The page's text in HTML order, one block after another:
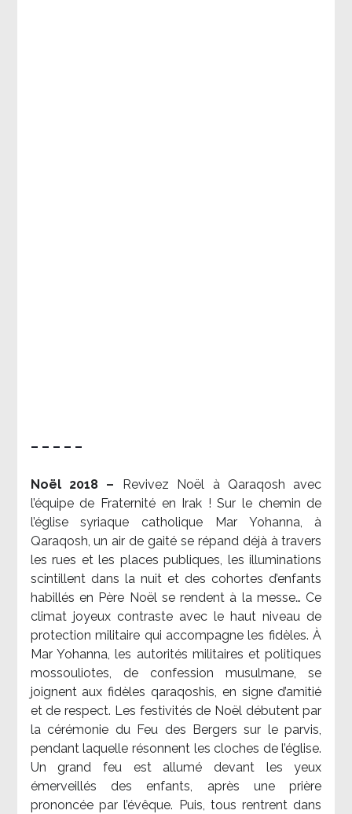
– – – – –
Noël 2018 –
Revivez Noël à Qaraqosh avec
l’équipe de Fraternité en Irak ! Sur le chemin de
l’église syriaque catholique Mar Yohanna, à
Qaraqosh, un air de gaité se répand déjà à travers
les rues et les places publiques, les illuminations
scintillent dans la nuit et des cohortes d’enfants
habillés en Père Noël se rendent à la messe… Ce
climat joyeux contraste avec le haut niveau de
protection militaire qui accompagne les fidèles. À
Mar Yohanna, les autorités militaires et politiques
mossouliotes, de confession musulmane, se
joignent aux fidèles qaraqoshis, en signe d’amitié
et de respect. Les festivités de Noël débutent par
la cérémonie du Feu des Bergers sur le parvis,
pendant laquelle résonnent les cloches de l’église.
Un grand feu est allumé devant les yeux
émerveillés des enfants, après une prière
prononcée par l’évêque. Puis, tous rentrent dans